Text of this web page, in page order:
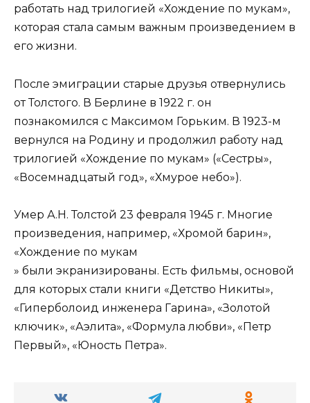
работать над трилогией «Хождение по мукам»,
которая стала самым важным произведением в
его жизни.
После эмиграции старые друзья отвернулись
от Толстого. В Берлине в 1922 г. он
познакомился с Максимом Горьким. В 1923-м
вернулся на Родину и продолжил работу над
трилогией «Хождение по мукам» («Сестры»,
«Восемнадцатый год», «Хмурое небо»).
Умер А.Н. Толстой 23 февраля 1945 г. Многие
произведения, например, «Хромой барин»,
«Хождение по мукам
» были экранизированы. Eсть фильмы, основой
для которых стали книги «Детство Никиты»,
«Гиперболоид инженера Гарина», «Золотой
ключик», «Аэлита», «Формула любви», «Петр
Первый», «Юность Петра».